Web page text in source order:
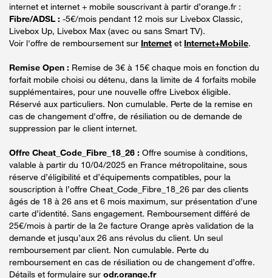
internet et internet + mobile souscrivant à partir d’orange.fr :
Fibre/ADSL : -5€/mois pendant 12 mois sur Livebox Classic,
Livebox Up, Livebox Max (avec ou sans Smart TV).
Voir l'offre de remboursement sur Internet et Internet+Mobile.
Remise Open : Remise de 3€ à 15€ chaque mois en fonction du
forfait mobile choisi ou détenu, dans la limite de 4 forfaits mobile
supplémentaires, pour une nouvelle offre Livebox éligible.
Réservé aux particuliers. Non cumulable. Perte de la remise en
cas de changement d'offre, de résiliation ou de demande de
suppression par le client internet.
Offre Cheat_Code_Fibre_18_26 : Offre soumise à conditions,
valable à partir du 10/04/2025 en France métropolitaine, sous
réserve d’éligibilité et d’équipements compatibles, pour la
souscription à l’offre Cheat_Code_Fibre_18_26 par des clients
âgés de 18 à 26 ans et 6 mois maximum, sur présentation d’une
carte d’identité. Sans engagement. Remboursement différé de
25€/mois à partir de la 2e facture Orange après validation de la
demande et jusqu’aux 26 ans révolus du client. Un seul
remboursement par client. Non cumulable. Perte du
remboursement en cas de résiliation ou de changement d’offre.
Détails et formulaire sur odr.orange.fr